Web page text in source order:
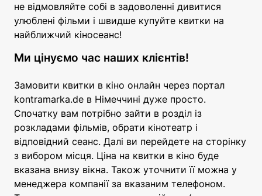
не відмовляйте собі в задоволенні дивитися
улюблені фільми і швидше купуйте квитки на
найближчий кіносеанс!
Ми цінуємо час наших клієнтів!
Замовити квитки в кіно онлайн через портал
kontramarka.de в Німеччині дуже просто.
Спочатку вам потрібно зайти в розділ із
розкладами фільмів, обрати кінотеатр і
відповідний сеанс. Далі ви перейдете на сторінку
з вибором місця. Ціна на квитки в кіно буде
вказана внизу вікна. Також уточнити її можна у
менеджера компанії за вказаним телефоном.